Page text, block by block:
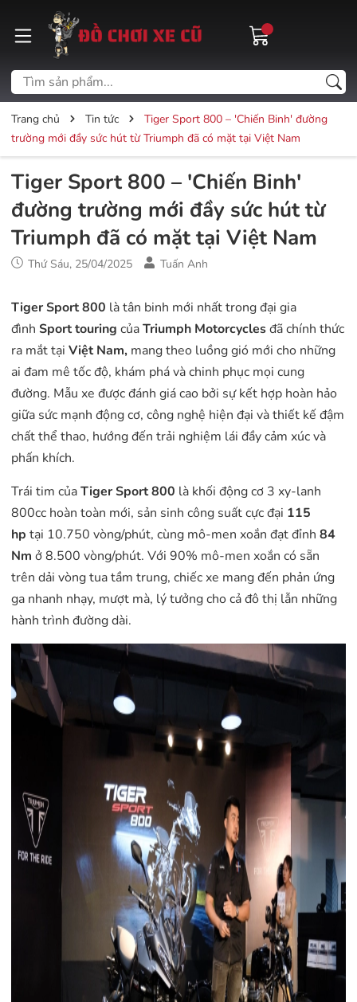
Trang chủ Tin tức
Tiger Sport 800 – 'Chiến Binh' đường
trường mới đầy sức hút từ Triumph đã có mặt tại Việt Nam
Tiger Sport 800 – 'Chiến Binh'
đường trường mới đầy sức hút từ
Triumph đã có mặt tại Việt Nam
Thứ Sáu, 25/04/2025 Tuấn Anh
Tiger Sport 800 là tân binh mới nhất trong đại gia
đình Sport touring củaTriumph Motorcyclesđã chính thức
ra mắt tại Việt Nam, mang theo luồng gió mới cho những
ai đam mê tốc độ, khám phá và chinh phục mọi cung
đường. Mẫu xe được đánh giá cao bởi sự kết hợp hoàn hảo
giữa sức mạnh động cơ, công nghệ hiện đại và thiết kế đậm
chất thể thao, hướng đến trải nghiệm lái đầy cảm xúc và
phấn khích.
Trái tim củaTiger Sport 800 là khối động cơ 3 xy-lanh
800cc hoàn toàn mới, sản sinh công suất cực đại 115
hp tại 10.750 vòng/phút, cùng mô-men xoắn đạt đỉnh 84
Nm ở 8.500 vòng/phút. Với 90% mô-men xoắn có sẵn
trên dải vòng tua tầm trung, chiếc xe mang đến phản ứng
ga nhanh nhạy, mượt mà, lý tưởng cho cả đô thị lẫn những
hành trình đường dài.